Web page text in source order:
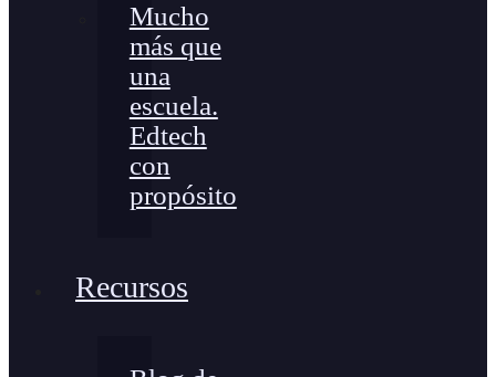
Mucho
más que
una
escuela.
Edtech
con
propósito
Recursos